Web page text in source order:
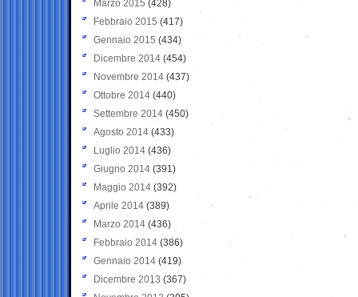
Marzo 2015 (428)
Febbraio 2015 (417)
Gennaio 2015 (434)
Dicembre 2014 (454)
Novembre 2014 (437)
Ottobre 2014 (440)
Settembre 2014 (450)
Agosto 2014 (433)
Luglio 2014 (436)
Giugno 2014 (391)
Maggio 2014 (392)
Aprile 2014 (389)
Marzo 2014 (436)
Febbraio 2014 (386)
Gennaio 2014 (419)
Dicembre 2013 (367)